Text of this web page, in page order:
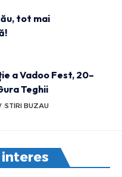
tot mai
a Vadoo Fest, 20–
Teghii
STIRI BUZAU